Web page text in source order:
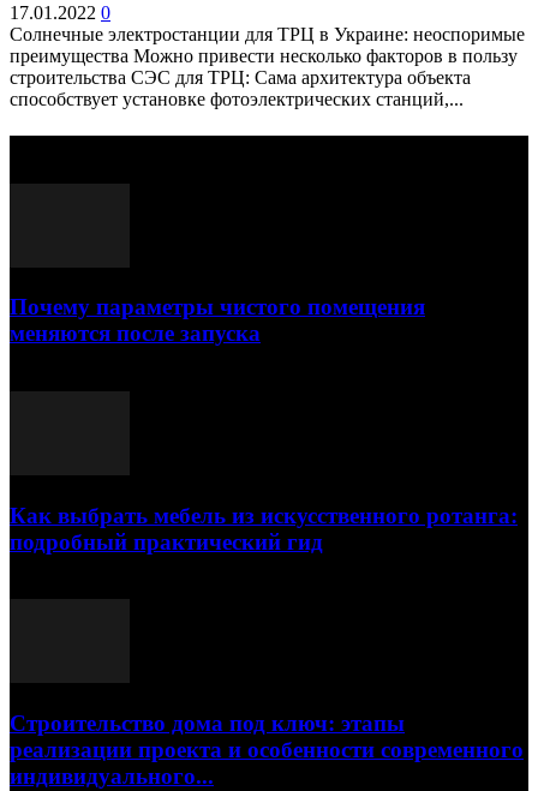
17.01.2022 0
Солнечные электростанции для ТРЦ в Украине: неоспоримые
преимущества Можно привести несколько факторов в пользу
строительства СЭС для ТРЦ: Сама архитектура объекта
способствует установке фотоэлектрических станций,...
Почему параметры чистого помещения
меняются после запуска
Как выбрать мебель из искусственного ротанга:
подробный практический гид
Строительство дома под ключ: этапы
реализации проекта и особенности современного
индивидуального...